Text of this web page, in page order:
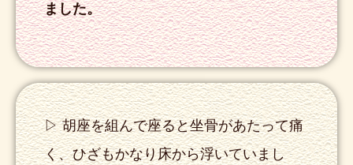
ました。
▷ 胡座を組んで座ると坐骨があたって痛
く、ひざもかなり床から浮いていまし